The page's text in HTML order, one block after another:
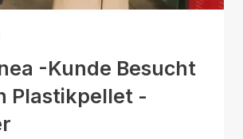
-Kunde Besucht
Plastikpellet -